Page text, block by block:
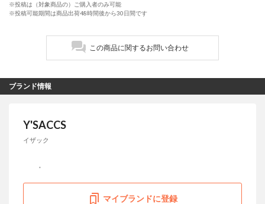
※投稿は（対象商品の）ご購入者のみ可能
※投稿可能期間は商品出荷48時間後から30日間です
この商品に関するお問い合わせ
ブランド情報
Y'SACCS
イザック
マイブランドに登録